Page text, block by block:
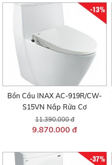
-13%
Bồn Cầu INAX AC-919R/CW-
S15VN Nắp Rửa Cơ
11.390.000 đ
9.870.000 đ
-37%